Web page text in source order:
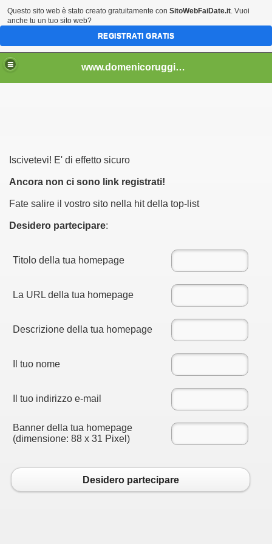
..................................
www.domenicoruggiero.it.gg
Iscivetevi! E' di effetto sicuro
Ancora non ci sono link registrati!
Fate salire il vostro sito nella hit della top-list
Desidero partecipare:
Titolo della tua homepage
La URL della tua homepage
Descrizione della tua homepage
Il tuo nome
Il tuo indirizzo e-mail
Banner della tua homepage
(dimensione: 88 x 31 Pixel)
Desidero partecipare
MEDIOEVO (F. Squeo - 13-10-2013)
Questo sito web è stato creato gratuitamente con SitoWebFaiDate.it. Vuoi
anche tu un tuo sito web?
REGISTRATI GRATIS